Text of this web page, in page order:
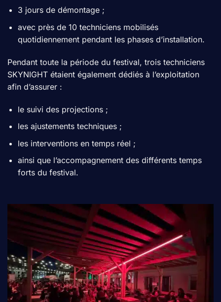
3 jours de démontage ;
avec près de 10 techniciens mobilisés
quotidiennement pendant les phases d’installation.
Pendant toute la période du festival, trois techniciens
SKYNIGHT étaient également dédiés à l’exploitation
afin d’assurer :
le suivi des projections ;
les ajustements techniques ;
les interventions en temps réel ;
ainsi que l’accompagnement des différents temps
forts du festival.